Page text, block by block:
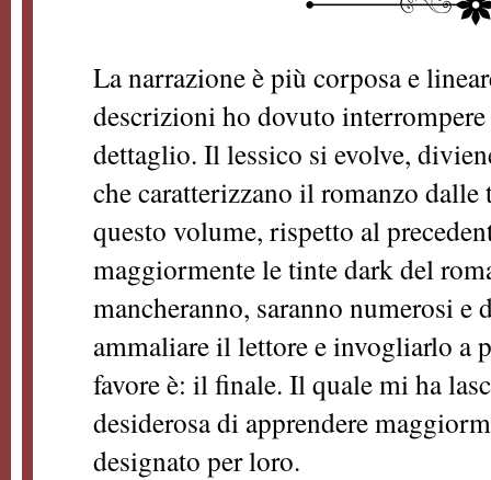
La narrazione è più corposa e
descrizioni ho dovuto
dettaglio. Il lessico si evolve,
che caratterizzano il romanzo
questo volume, rispetto al
maggiormente le tinte dark del
mancheranno, saranno numerosi e
ammaliare il lettore e invogliarlo a
favore è: il finale. Il quale mi ha
desiderosa di apprendere
designato per loro.